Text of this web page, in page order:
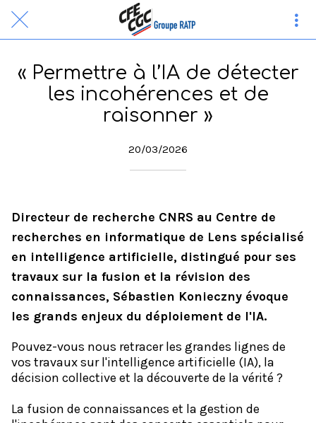
« Permettre à l’IA de détecter
les incohérences et de
raisonner »
20/03/2026
Directeur de recherche CNRS au Centre de
recherches en informatique de Lens spécialisé
en intelligence artificielle, distingué pour ses
travaux sur la fusion et la révision des
connaissances, Sébastien Konieczny évoque
les grands enjeux du déploiement de l'IA.
Pouvez-vous nous retracer les grandes lignes de
vos travaux sur l'intelligence artificielle (IA), la
décision collective et la découverte de la vérité ?
La fusion de connaissances et la gestion de